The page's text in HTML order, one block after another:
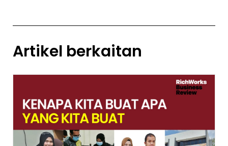
Artikel berkaitan